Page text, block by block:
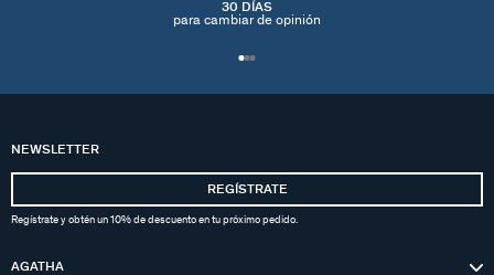
30 DÍAS
para cambiar de opinión
NEWSLETTER
REGÍSTRATE
Regístrate y obtén un 10% de descuento en tu próximo pedido.
AGATHA